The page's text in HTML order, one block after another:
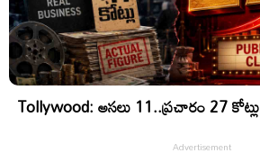
Tollywood: అసలు 11..ప్రచారం 27 కోట్లు